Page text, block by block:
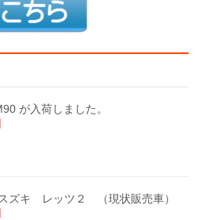
が入荷しました。
スズキ レッツ２ （現状販売車）